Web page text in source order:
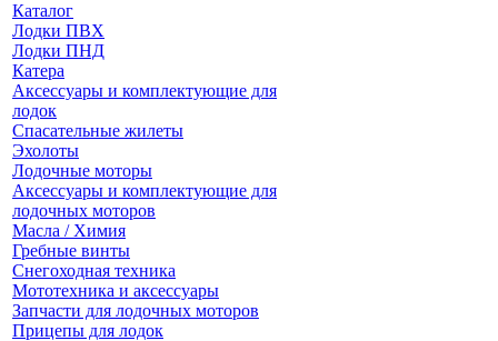
Каталог
Лодки ПВХ
Лодки ПНД
Катера
Аксессуары и комплектующие для
лодок
Спасательные жилеты
Эхолоты
Лодочные моторы
Аксессуары и комплектующие для
лодочных моторов
Масла / Химия
Гребные винты
Снегоходная техника
Мототехника и аксессуары
Запчасти для лодочных моторов
Прицепы для лодок